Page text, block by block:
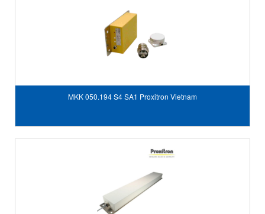
MKK 050.194 S4 SA1 Proxitron Vietnam